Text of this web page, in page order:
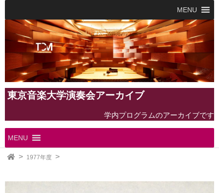
MENU
東京音楽大学演奏会アーカイブ
学内プログラムのアーカイブです
MENU
1977年度